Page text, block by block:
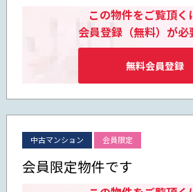
この物件をご覧頂く
会員登録（無料）が必
無料会員登録
中古マンション 会員限定
会員限定物件です